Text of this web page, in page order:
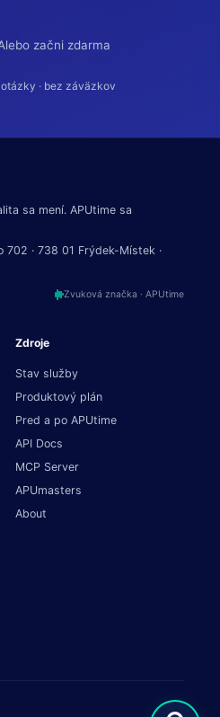
začni zdarma
· bez záväzkov
sa mení. APUtime sa
702 · 738 01 Frýdek-Místek ·
Zvuková značka · APUtime
Zdroje
Stav služby
Produktový plán
Pred a po APUtime
API Docs
MCP Server
APUmasters
About